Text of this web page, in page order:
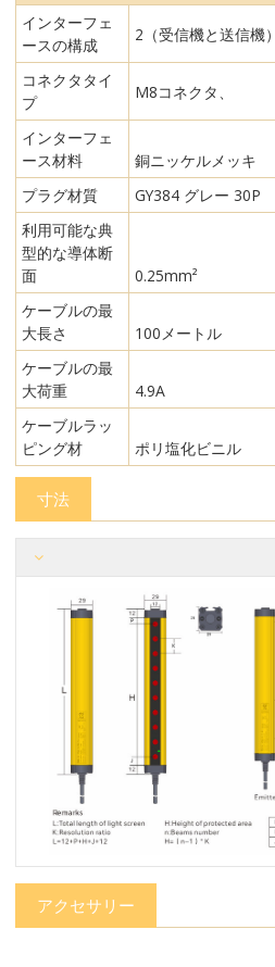
インターフェ
ースの構成
2（受信機と送信機）
コネクタタイ
プ
M8コネクタ、
インターフェ
ース材料
銅ニッケルメッキ
プラグ材質
GY384 グレー 30P
利用可能な典
型的な導体断
面
0.25mm²
ケーブルの最
大長さ
100メートル
ケーブルの最
大荷重
4.9A
ケーブルラッ
ピング材
ポリ塩化ビニル
寸法
アクセサリー